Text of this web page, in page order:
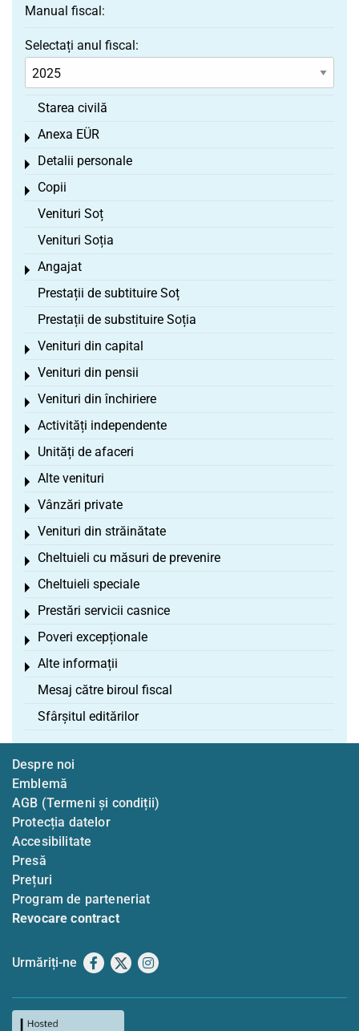
Manual fiscal:
Selectați anul fiscal:
Starea civilă
Anexa EÜR
Toggle menu
Detalii personale
Toggle menu
Copii
Toggle menu
Venituri Soț
Venituri Soția
Angajat
Toggle menu
Prestații de subtituire Soț
Prestații de substituire Soția
Venituri din capital
Toggle menu
Venituri din pensii
Toggle menu
Venituri din închiriere
Toggle menu
Activități independente
Toggle menu
Unități de afaceri
Toggle menu
Alte venituri
Toggle menu
Vânzări private
Toggle menu
Venituri din străinătate
Toggle menu
Cheltuieli cu măsuri de prevenire
Toggle menu
Cheltuieli speciale
Toggle menu
Prestări servicii casnice
Toggle menu
Poveri excepționale
Toggle menu
Alte informații
Toggle menu
Mesaj către biroul fiscal
Sfârșitul editărilor
Despre noi
Emblemă
AGB (Termeni și condiții)
Protecția datelor
Accesibilitate
Presă
Prețuri
Program de parteneriat
Revocare contract
Urmăriți-ne Facebook
X Instagram